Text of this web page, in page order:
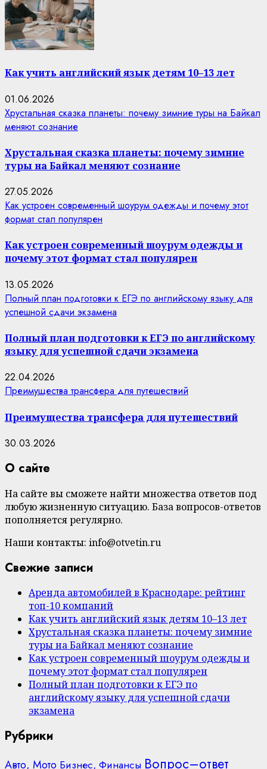
Как учить английский язык детям 10–13 лет
01.06.2026
Хрустальная сказка планеты: почему зимние туры на Байкал
меняют сознание
Хрустальная сказка планеты: почему зимние
туры на Байкал меняют сознание
27.05.2026
Как устроен современный шоурум одежды и почему этот
формат стал популярен
Как устроен современный шоурум одежды и
почему этот формат стал популярен
13.05.2026
Полный план подготовки к ЕГЭ по английскому языку для
успешной сдачи экзамена
Полный план подготовки к ЕГЭ по английскому
языку для успешной сдачи экзамена
22.04.2026
Преимущества трансфера для путешествий
Преимущества трансфера для путешествий
30.03.2026
О сайте
На сайте вы сможете найти множества ответов под
любую жизненную ситуацию. База вопросов-ответов
пополняется регулярно.
Наши контакты: info@otvetin.ru
Свежие записи
Аренда автомобилей в Краснодаре: рейтинг
топ-10 компаний
Как учить английский язык детям 10–13 лет
Хрустальная сказка планеты: почему зимние
туры на Байкал меняют сознание
Как устроен современный шоурум одежды и
почему этот формат стал популярен
Полный план подготовки к ЕГЭ по
английскому языку для успешной сдачи
экзамена
Рубрики
Авто, Мото Бизнес, Финансы Вопрос–ответ